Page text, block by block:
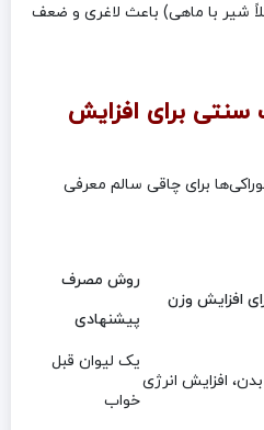
شیر با ماهی) باعث لاغری و ضعف
سنتی برای افزایش
برای چاقی سالم معرفی
افزایش وزن
روش مصرف
پیشنهادی
افزایش انرژی
یک لیوان قبل
خواب